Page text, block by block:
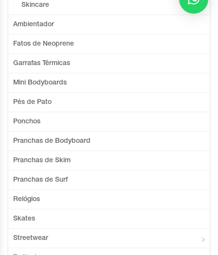
Skincare
Ambientador
Fatos de Neoprene
Garrafas Térmicas
Mini Bodyboards
Pés de Pato
Ponchos
Pranchas de Bodyboard
Pranchas de Skim
Pranchas de Surf
Relógios
Skates
Streetwear